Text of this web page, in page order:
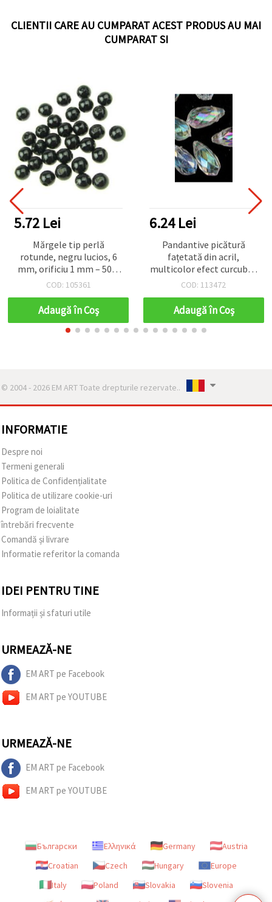
CLIENTII CARE AU CUMPARAT ACEST PRODUS AU MAI
CUMPARAT SI
5.72 Lei
Mărgele tip perlă
rotunde, negru lucios, 6
mm, orificiu 1 mm – 50 g
(~425 buc.), perfecte
elegante
COD: 105361
Adaugă în Coş
6.24 Lei
Pandantive picătură
fațetată din acril,
multicolor efect curcubeu
(asortate), 11x5 mm,
DIY și decor pentru casă -
20 grame (~104 buc.)
COD: 113472
Adaugă în Coş
© 2004 - 2026 EM ART Toate drepturile rezervate..
INFORMATIE
Despre noi
Termeni generali
Politica de Confidențialitate
Politica de utilizare cookie-uri
Program de loialitate
întrebări frecvente
Comandă și livrare
Informatie referitor la comanda
IDEI PENTRU TINE
Informații și sfaturi utile
URMEAZĂ-NE
EM ART pe Facebook
EM ART pe YOUTUBE
URMEAZĂ-NE
EM ART pe Facebook
EM ART pe YOUTUBE
Български Ελληνικά Germany
Austria
Croatian
Czech Hungary
Europe
Italy
Poland Slovakia
Slovenia